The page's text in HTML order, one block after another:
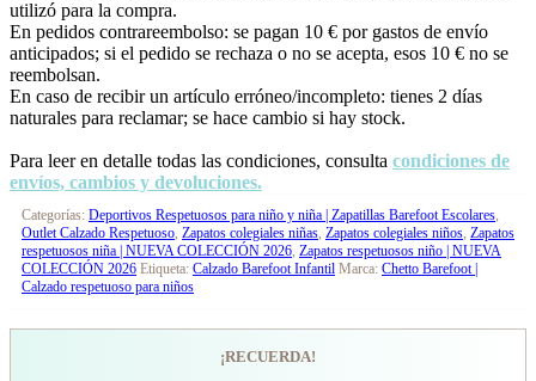
utilizó para la compra.
En pedidos contrareembolso: se pagan 10 € por gastos de envío
anticipados; si el pedido se rechaza o no se acepta, esos 10 € no se
reembolsan.
En caso de recibir un artículo erróneo/incompleto: tienes 2 días
naturales para reclamar; se hace cambio si hay stock.
Para leer en detalle todas las condiciones, consulta condiciones de
envíos, cambios y devoluciones.
Categorías: Deportivos Respetuosos para niño y niña | Zapatillas Barefoot Escolares,
Outlet Calzado Respetuoso, Zapatos colegiales niñas, Zapatos colegiales niños, Zapatos
respetuosos niña | NUEVA COLECCIÓN 2026, Zapatos respetuosos niño | NUEVA
COLECCIÓN 2026 Etiqueta: Calzado Barefoot Infantil Marca: Chetto Barefoot |
Calzado respetuoso para niños
¡RECUERDA!